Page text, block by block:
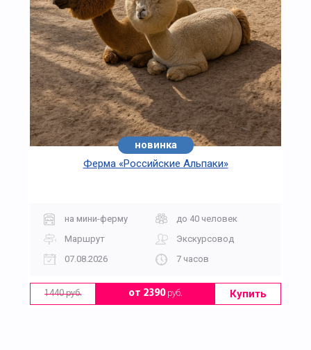
новинка
Ферма «Российские Альпаки»
на мини-ферму
до 40 человек
Маршрут
Экскурсовод
07.08.2026
7 часов
1440 руб. от 2390руб. Купить